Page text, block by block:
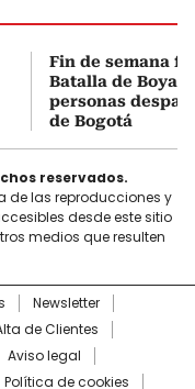
Fin de semana
Batalla de
personas
de Bogotá
reservados.
de las reproducciones y
desde este sitio
medios que resulten
Newsletter
de Clientes
Aviso legal
Política de cookies